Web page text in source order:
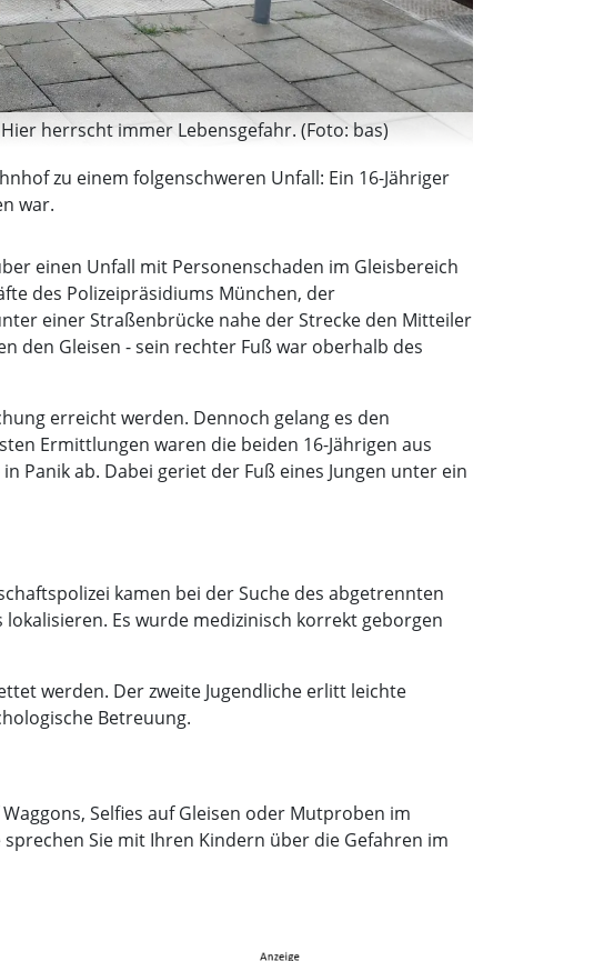
herrscht immer Lebensgefahr. (Foto: bas)
zu einem folgenschweren Unfall: Ein 16-Jähriger
war.
einen Unfall mit Personenschaden im Gleisbereich
des Polizeipräsidiums München, der
einer Straßenbrücke nahe der Strecke den Mitteiler
den Gleisen - sein rechter Fuß war oberhalb des
erreicht werden. Dennoch gelang es den
Ermittlungen waren die beiden 16-Jährigen aus
Panik ab. Dabei geriet der Fuß eines Jungen unter ein
kamen bei der Suche des abgetrennten
Es wurde medizinisch korrekt geborgen
werden. Der zweite Jugendliche erlitt leichte
Betreuung.
Selfies auf Gleisen oder Mutproben im
Sie mit Ihren Kindern über die Gefahren im